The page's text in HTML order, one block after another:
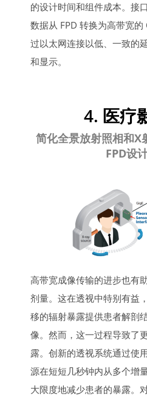
的设计时间和组件成本。接
数据从 FPD 转换为高带宽的
过以太网连接以低、一致的
和显示。
4. 医疗
简化全景放射照相和X
FPD设
高带宽成像传输的进步也有
剂量。这在透视中特别有益
移的辐射暴露提供患者解剖
像。然而，这一过程导致了
露。创新的透视系统通过使
源在短短几秒钟内从多个增
大限度地减少患者的暴露。